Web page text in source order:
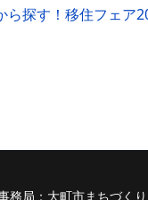
ら探す！移住フェア
務局：大町市まちづくり